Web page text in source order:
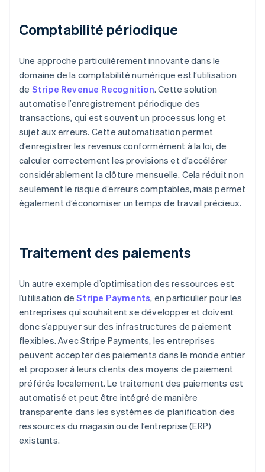
Comptabilité périodique
Une approche particulièrement innovante dans le
domaine de la comptabilité numérique est l’utilisation
de Stripe Revenue Recognition. Cette solution
automatise l’enregistrement périodique des
transactions, qui est souvent un processus long et
sujet aux erreurs. Cette automatisation permet
d’enregistrer les revenus conformément à la loi, de
calculer correctement les provisions et d’accélérer
considérablement la clôture mensuelle. Cela réduit non
seulement le risque d’erreurs comptables, mais permet
également d’économiser un temps de travail précieux.
Traitement des paiements
Un autre exemple d’optimisation des ressources est
l’utilisation deStripe Payments, en particulier pour les
entreprises qui souhaitent se développer et doivent
donc s’appuyer sur des infrastructures de paiement
flexibles. Avec Stripe Payments, les entreprises
peuvent accepter des paiements dans le monde entier
et proposer à leurs clients des moyens de paiement
préférés localement. Le traitement des paiements est
automatisé et peut être intégré de manière
transparente dans les systèmes de planification des
ressources du magasin ou de l’entreprise (ERP)
existants.